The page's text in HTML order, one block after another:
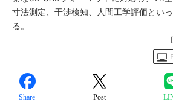
寸法測定、干渉検知、人間工学評価とい
る。
[
Share Post